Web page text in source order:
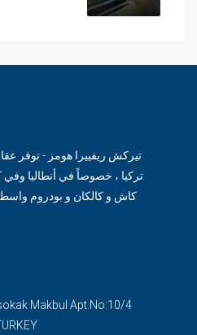
تيركش ريفييرا هومز - توفر
تركيا ، خصوصاً في أنطاليا وفي
كاش و كالكان و بودروم
Makbul Apt.No:10/4